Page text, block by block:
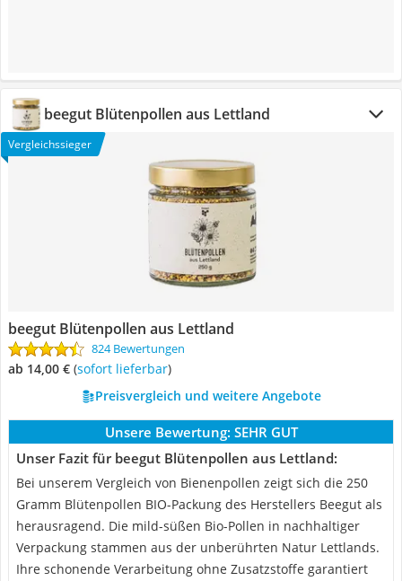
beegut Blütenpollen aus Lettland
Vergleichssieger
beegut Blütenpollen aus Lettland
824 Bewertungen
ab 14,00 € ( Sofort lieferbar)
Preisvergleich und weitere Angebote
Unsere Bewertung: SEHR GUT
Unser Fazit für beegut Blütenpollen aus Lettland:
Bei unserem Vergleich von Bienenpollen zeigt sich die 250
Gramm Blütenpollen BIO-Packung des Herstellers Beegut als
herausragend. Die mild-süßen Bio-Pollen in nachhaltiger
Verpackung stammen aus der unberührten Natur Lettlands.
Ihre schonende Verarbeitung ohne Zusatzstoffe garantiert